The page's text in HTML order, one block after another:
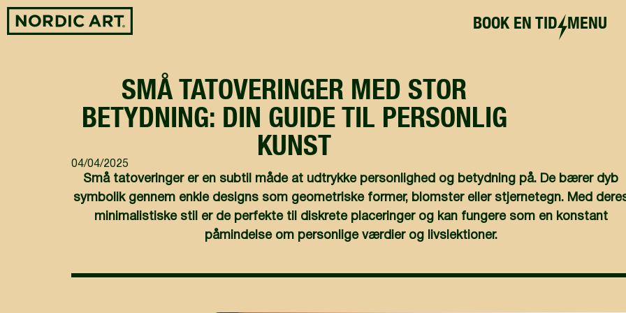
BOOK EN TID MENU
SMÅ TATOVERINGER MED STOR
BETYDNING: DIN GUIDE TIL PERSONLIG
KUNST
04/04/2025
Små tatoveringer er en subtil måde at udtrykke personlighed og betydning på. De bærer dyb
symbolik gennem enkle designs som geometriske former, blomster eller stjernetegn. Med
minimalistiske stil er de perfekte til diskrete placeringer og kan fungere som en konstant
påmindelse om personlige værdier og livslektioner.